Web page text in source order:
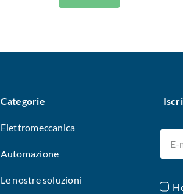
Categorie
Elettromeccanica
Automazione
Le nostre soluzioni